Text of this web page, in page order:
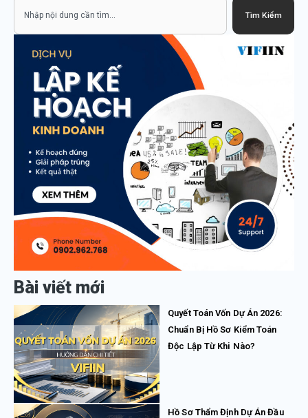
Tìm Kiếm
Bài viết mới
Quyết Toán Vốn Dự Án 2026:
Chuẩn Bị Hồ Sơ Kiểm Toán
Độc Lập Từ Khi Nào?
Hồ Sơ Thẩm Định Dự Án Đầu